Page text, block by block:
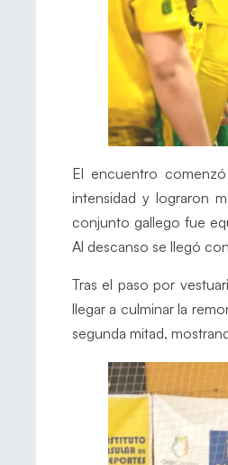
El encuentro
intensidad y lograron
conjunto gallego fue
Al descanso se llegó
Tras el paso por
llegar a culminar la
segunda mitad,